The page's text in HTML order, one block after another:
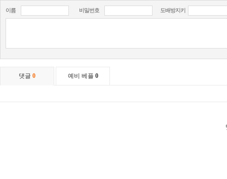
이름 비밀번호 도배방지키
댓글 0 예비 베플 0